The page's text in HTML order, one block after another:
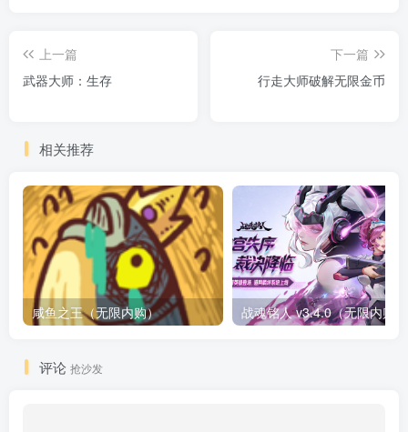
上一篇
武器大师：生存
下一篇
行走大师破解无限金币
相关推荐
咸鱼之王（无限内购）
评论 抢沙发